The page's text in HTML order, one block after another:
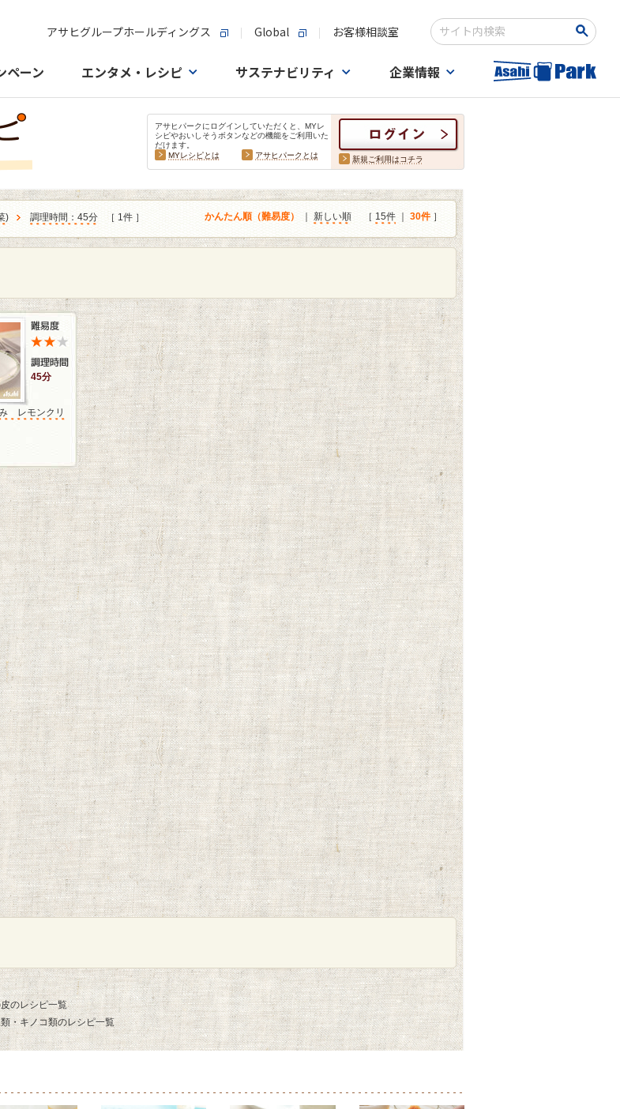
アサヒグループホールディングス Global お客様相談室
検索キーワード入力
ペーン エンタメ・レシピ サステナビリティ 企業情報
アサヒパークにログインしていただくと、MYレ
シピやおいしそうボタンなどの機能をご利用いた
だけます。
MYレシピとは
アサヒパークとは 新規ご利用はコチラ
) 調理時間：45分 ［ 1件 ］ かんたん順（難易度） 新しい順 ［ 15件 30件 ］
45分
レモンクリ
のレシピ一覧
・キノコ類のレシピ一覧